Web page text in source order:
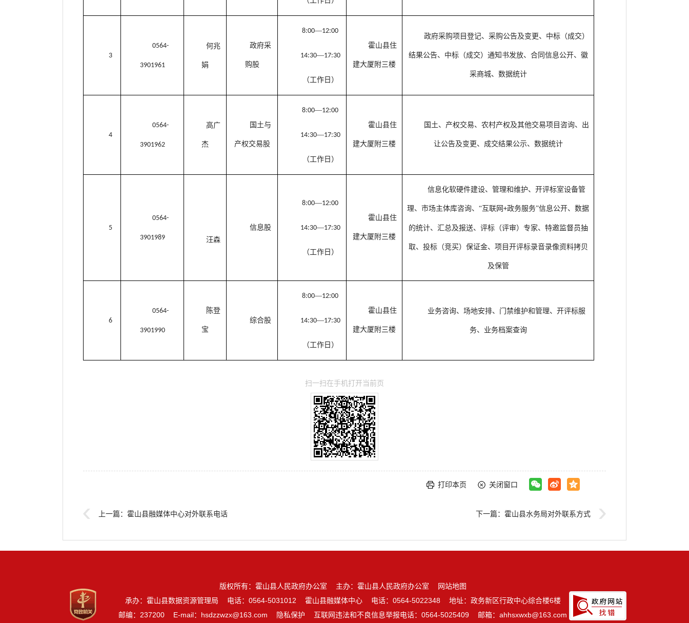
3
0564-
3901961
何兆
娟
政府采
购股
8:00—12:00
14:30—17:30
（工作日）
霍山县住
建大厦附三楼
政府采购项目登记、采购公告及变更、中标（成交）
结果公告、中标（成交）通知书发放、合同信息公开、徽
采商城、数据统计
4
0564-
3901962
高广
杰
国土与
产权交易股
8:00—12:00
14:30—17:30
（工作日）
霍山县住
建大厦附三楼
国土、产权交易、农村产权及其他交易项目咨询、出
让公告及变更、成交结果公示、数据统计
5
0564-
3901989 汪森
信息股
8:00—12:00
14:30—17:30
（工作日）
霍山县住
建大厦附三楼
信息化软硬件建设、管理和维护、开评标室设备管
理、市场主体库咨询、“互联网 +政务服务”信息公开、数据
的统计、汇总及报送、评标（评审）专家、特邀监督员抽
取、投标（竞买）保证金、项目开评标录音录像资料拷贝
及保管
6
0564-
3901990
陈登
宝
综合股
8:00—12:00
14:30—17:30
（工作日）
霍山县住
建大厦附三楼
业务咨询、场地安排、门禁维护和管理、开评标服
务、业务档案查询
扫一扫在手机打开当前页
打印本页 关闭窗口
上一篇： 霍山县融媒体中心对外联系电话 下一篇： 霍山县水务局对外联系方式
版权所有：霍山县人民政府办公室 主办：霍山县人民政府办公室
网站地图
承办：霍山县数据资源管理局
电话：0564-5031012 霍山县融媒体中心 电话：0564-5022348
地址：政务新区行政中心综合楼6楼
邮编：237200
E-mail：hsdzzwzx@163.com 隐私保护 互联网违法和不良信息举报电话：0564-5025409 邮箱：ahhsxwxb@163.com